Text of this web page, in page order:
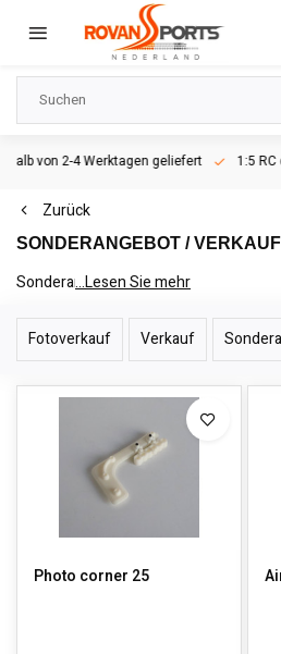
von 2-4 Werktagen geliefert 1:5
Zurück
SONDERANGEBOT / VERKAUF
Sonderangebot / Verkauf
...Lesen Sie mehr
Fotoverkauf Verkauf
Photo corner 25